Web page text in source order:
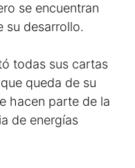
se encuentran
su desarrollo.
todas sus cartas
queda de su
hacen parte de la
de energías